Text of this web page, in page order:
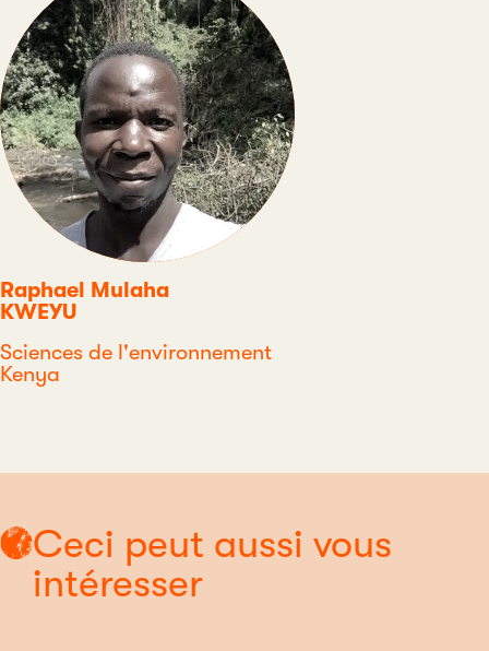
Raphael Mulaha
KWEYU
Discipline
Sciences de l'environnement
Pays
Kenya
Ceci peut aussi vous
intéresser